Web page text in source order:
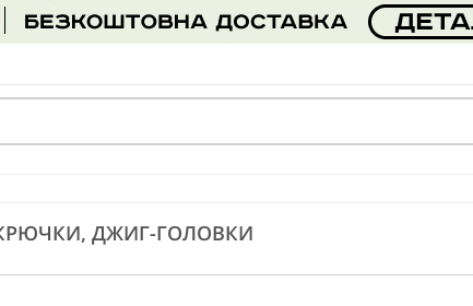
ДЖИГ-ГОЛОВКИ